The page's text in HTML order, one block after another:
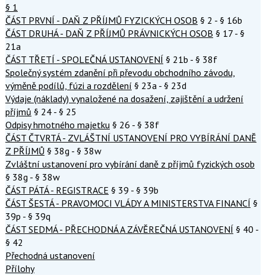
§ 1
ČÁST PRVNÍ - DAŇ Z PŘÍJMŮ FYZICKÝCH OSOB § 2 - § 16b
ČÁST DRUHÁ - DAŇ Z PŘÍJMŮ PRÁVNICKÝCH OSOB § 17 - §
21a
ČÁST TŘETÍ - SPOLEČNÁ USTANOVENÍ § 21b - § 38f
Společný systém zdanění při převodu obchodního závodu,
výměně podílů, fúzi a rozdělení § 23a - § 23d
Výdaje (náklady) vynaložené na dosažení, zajištění a udržení
příjmů § 24 - § 25
Odpisy hmotného majetku § 26 - § 38f
ČÁST ČTVRTÁ - ZVLÁŠTNÍ USTANOVENÍ PRO VYBÍRÁNÍ DANĚ
Z PŘÍJMŮ § 38g - § 38w
Zvláštní ustanovení pro vybírání daně z příjmů fyzických osob
§ 38g - § 38w
ČÁST PÁTÁ - REGISTRACE § 39 - § 39b
ČÁST ŠESTÁ - PRAVOMOCI VLÁDY A MINISTERSTVA FINANCÍ §
39p - § 39q
ČÁST SEDMÁ - PŘECHODNÁ A ZÁVĚREČNÁ USTANOVENÍ § 40 -
§ 42
Přechodná ustanovení
Přílohy